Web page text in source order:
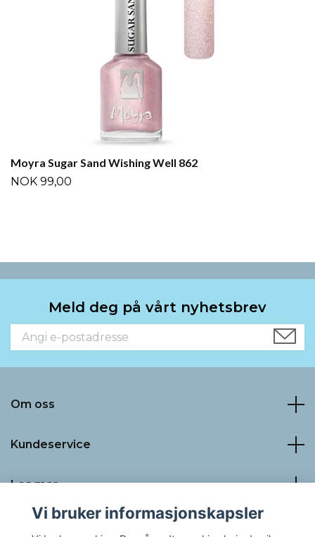
Moyra Sugar Sand Wishing Well 862
NOK 99,00
Meld deg på vårt nyhetsbrev
Om oss
Kundeservice
Les mer
Vi bruker informasjonskapsler